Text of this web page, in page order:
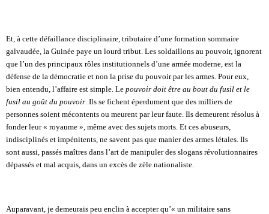
Et, à cette défaillance disciplinaire, tributaire d’une formation sommaire
galvaudée, la Guinée paye un lourd tribut. Les soldaillons au pouvoir, ignorent
que l’un des principaux rôles institutionnels d’une armée moderne, est la
défense de la démocratie et non la prise du pouvoir par les armes. Pour eux,
bien entendu, l’affaire est simple. Le pouvoir doit être au bout du fusil et le
fusil au goût du pouvoir Ils se fichent éperdument que des milliers de
personnes soient mécontents ou meurent par leur faute. Ils demeurent résolus à
fonder leur « royaume », même avec des sujets morts. Et ces abuseurs,
indisciplinés et impénitents, ne savent pas que manier des armes létales. Ils
sont aussi, passés maîtres dans l’art de manipuler des slogans révolutionnaires
dépassés et mal acquis, dans un excès de zèle nationaliste.
Auparavant, je demeurais peu enclin à accepter qu’« un militaire sans